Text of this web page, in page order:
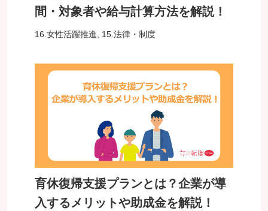
間・対象者や給与計算方法を解説！
16.女性活躍推進 15.法律・制度
育休復帰支援プランとは？企業が導
入するメリットや助成金を解説！